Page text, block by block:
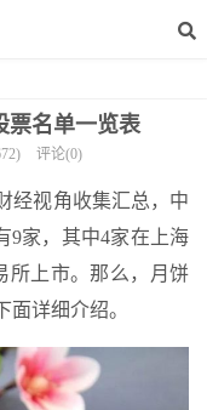
票名单一览表
评论(0)
经视角收集汇总，中
9家，其中4家在上海
所上市。那么，月饼
详细介绍。